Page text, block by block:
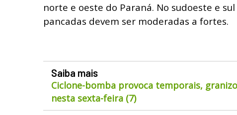
norte e oeste do Paraná. No sudoeste e
pancadas devem ser moderadas a fortes.
Saiba mais
Ciclone-bomba provoca temporais,
nesta sexta-feira (7)